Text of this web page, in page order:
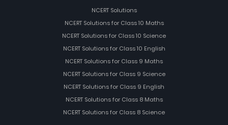
NCERT Solutions
NCERT Solutions for Class 10 Maths
NCERT Solutions for Class 10 Science
NCERT Solutions for Class 10 English
NCERT Solutions for Class 9 Maths
NCERT Solutions for Class 9 Science
NCERT Solutions for Class 9 English
NCERT Solutions for Class 8 Maths
NCERT Solutions for Class 8 Science